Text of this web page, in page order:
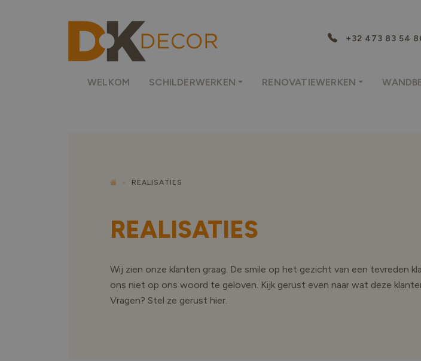
+32 473 83 54
WELKOM SCHILDERWERKEN RENOVATIEWERKEN
REALISATIES
REALISATIES
Wij zien onze klanten graag. De smile op het gezicht van een tevreden
ons niet op ons woord te geloven. Kijk gerust even naar wat deze
Vragen? Stel ze gerust hier.